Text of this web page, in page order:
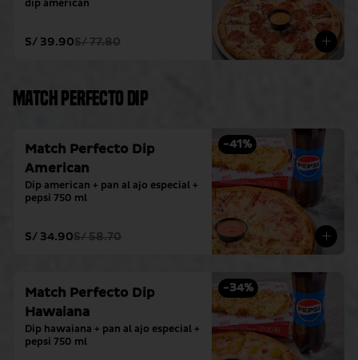
dip american
S/ 39.90S/ 77.80
Match Perfecto Dip
-41%
Match Perfecto Dip
American
Dip american + pan al ajo especial +
pepsi 750 ml
S/ 34.90S/ 58.70
-34%
Match Perfecto Dip
Hawaiana
Dip hawaiana + pan al ajo especial +
pepsi 750 ml